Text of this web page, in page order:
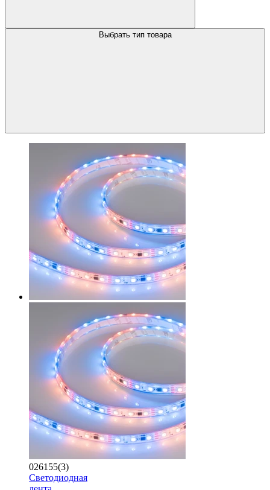
Выбрать тип товара
026155(3)
Светодиодная